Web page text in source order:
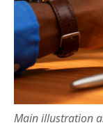
Main illustration